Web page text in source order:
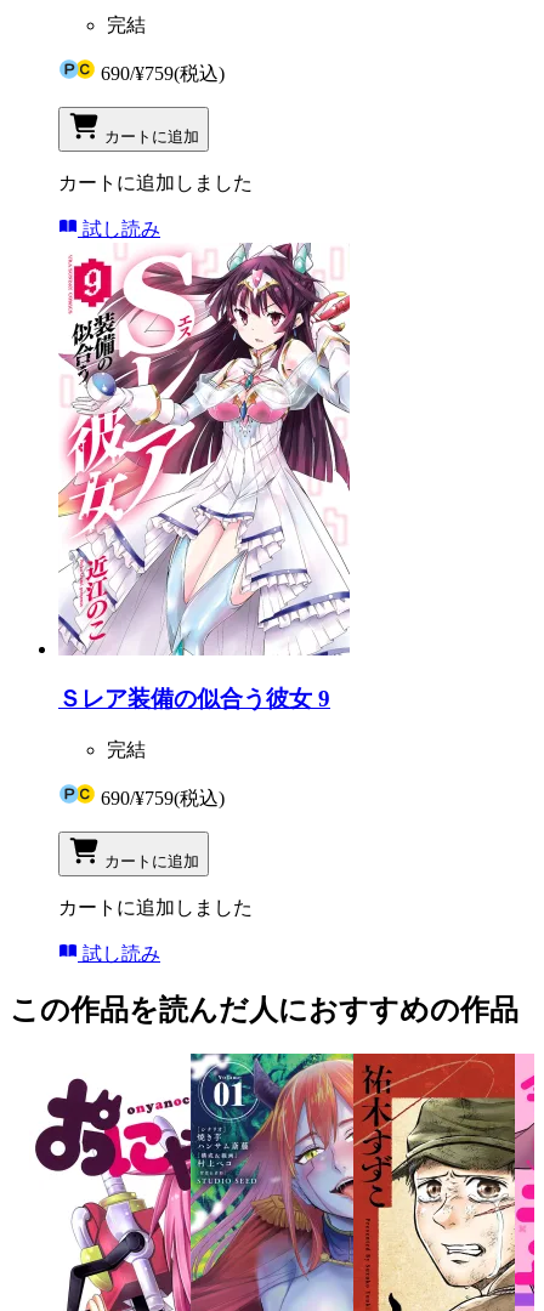
完結
690/¥759(税込)
カートに追加
カートに追加しました
試し読み
Ｓレア装備の似合う彼女 9
完結
690/¥759(税込)
カートに追加
カートに追加しました
試し読み
この作品を読んだ人におすすめの作品